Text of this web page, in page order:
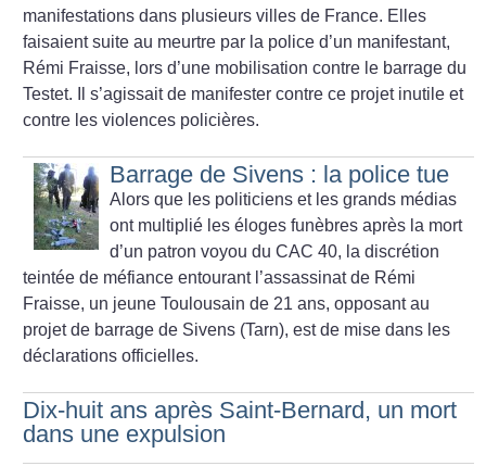
manifestations dans plusieurs villes de France. Elles
faisaient suite au meurtre par la police d’un manifestant,
Rémi Fraisse, lors d’une mobilisation contre le barrage du
Testet. Il s’agissait de manifester contre ce projet inutile et
contre les violences policières.
Barrage de Sivens : la police tue
Alors que les politiciens et les grands médias
ont multiplié les éloges funèbres après la mort
d’un patron voyou du CAC 40, la discrétion
teintée de méfiance entourant l’assassinat de Rémi
Fraisse, un jeune Toulousain de 21 ans, opposant au
projet de barrage de Sivens (Tarn), est de mise dans les
déclarations officielles.
Dix-huit ans après Saint-Bernard, un mort
dans une expulsion